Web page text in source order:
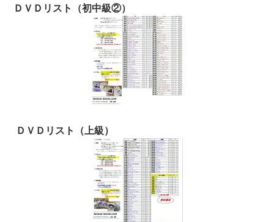
ＤＶＤリスト（初中級②）
ＤＶＤリスト（上級）